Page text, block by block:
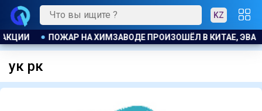
KZ
БОЛЕЕ 1200 ЧЕЛОВЕК БЫВШЕМУ ЗАМГЛАВЫ
ук рк